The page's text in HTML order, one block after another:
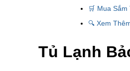
🛒 Mua
🔍 Xem
Tủ Lạnh